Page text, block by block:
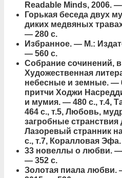
Readable Minds, 2006.
Горькая беседа двух
диких медвяных
— 280 с.
Избранное. — М.:
— 560 с.
Собрание сочинений,
Художественная
небесные и земные. —
притчи Ходжи
и мумия. — 480 с., т.4,
464 с., т.5, Любовь,
загробные
Лазоревый странник
с., т.7, Коралловая
33 новеллы о любви.
— 352 с.
Золотая пиала